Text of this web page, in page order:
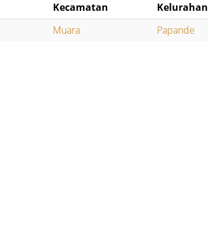
Kecamatan
Kelurahan
Muara Papande